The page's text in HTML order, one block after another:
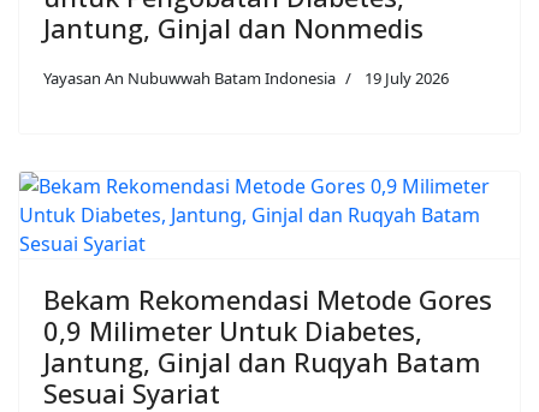
Jantung, Ginjal dan Nonmedis
Yayasan An Nubuwwah Batam Indonesia 19 July 2026
Bekam Rekomendasi Metode Gores
0,9 Milimeter Untuk Diabetes,
Jantung, Ginjal dan Ruqyah Batam
Sesuai Syariat